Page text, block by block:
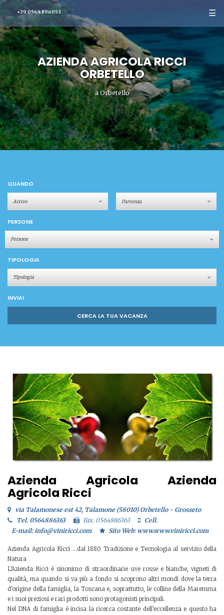
+39 0564 896053 ☰
AZIENDA AGRICOLA RICCI
ORBETELLO
a Orbetello
QUANDO
PERSONE
Persone
TIPOLOGIA
Tipologia
INVIA!
CERCA LA TUA VACANZA
Azienda Agricola Azienda
Agricola Ricci
via Talamonese est 42, Talamone (58010) Orbetello - Grosseto
Tel. 0564886363
Fax. 0564886363
Cell.
E-mail: info@viniricci.com
Sito Web: www.www.viniricci.com
Azienda Agricola Ricci ...dal 1880 Tradizione e Tecnologia al servizio della
Natura
L'Azienda Ricci è sinonimo di straordinarie uve rosse e bianche, vigneti di
qualità, ma quando si va più a fondo si scoprono altri mondi dove la terra
d'origine della famiglia, la Toscana e, soprattutto, le colline della Maremma
e i suoi preziosi e rari prodotti sono protagonisti principali.
Nel DNA di famiglia è incisa la ricerca costante dell'eccellenza e questo ha